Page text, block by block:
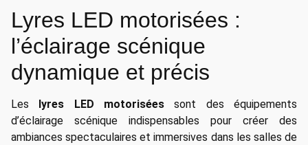
Lyres LED motorisées :
l’éclairage scénique
dynamique et précis
Les lyres LED motorisées sont des équipements
d’éclairage scénique indispensables pour créer des
ambiances spectaculaires et immersives dans les salles de